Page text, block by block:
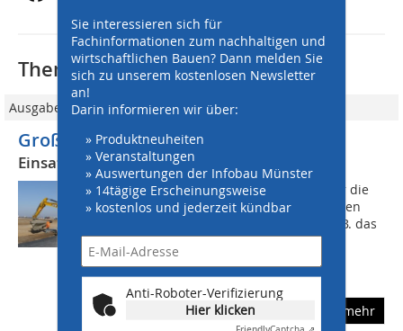
Sie interessieren sich für
Fachinformationen zum nachhaltigen und
wirtschaftlichen Bauen? Dann melden Sie
sich zu unserem kostenlosen Newsletter
an!
Darin informieren wir über:
» Produktneuheiten
» Veranstaltungen
» Auswertungen der Infobau Münster
» 14tägige Erscheinungsweise
» kostenlos und jederzeit kündbar
Anti-Roboter-Verifizierung
Hier klicken
Thematisch passende Artikel:
Ausgabe 7-8/2011
Großbaustelle Landebahn Nordwest
Einsatzparadies für robuste Baumaschinen
Um den Beginn der Betonarbeiten für die
neue Landebahn zu ermöglichen, waren
umfangreiche Vorbereitungen wie z. B. das
Abholzen zahlreicher umliegender
Waldflächen notwendig. Erst danach
konnten...
mehr